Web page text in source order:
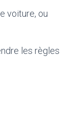
voiture, ou
les règles